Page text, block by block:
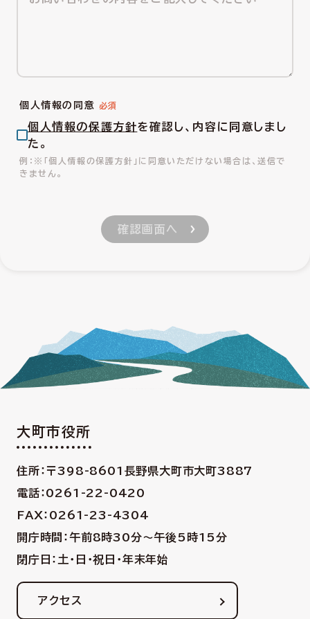
個人情報の同意
個人情報の保護方針を確認し、内容に同意しまし
た。
※「個人情報の保護方針」に同意いただけない場合は、送信で
きません。
大町市役所
住所：〒398-8601 長野県大町市大町3887
電話：0261-22-0420
FAX：0261-23-4304
開庁時間：午前8時30分〜午後5時15分
閉庁日：土・日・祝日・年末年始
アクセス